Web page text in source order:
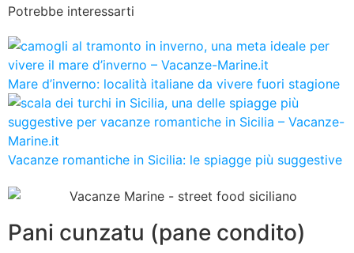
Potrebbe interessarti
Mare d’inverno: località italiane da vivere fuori stagione
Vacanze romantiche in Sicilia: le spiagge più suggestive
Pani cunzatu (pane condito)